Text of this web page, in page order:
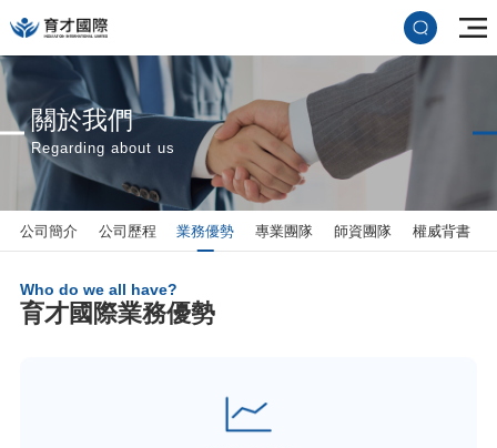
關於我們
Regarding about us
公司簡介 公司歷程 業務優勢 專業團隊 師資團隊 權威背書
Who do we all have?
育才國際業務優勢